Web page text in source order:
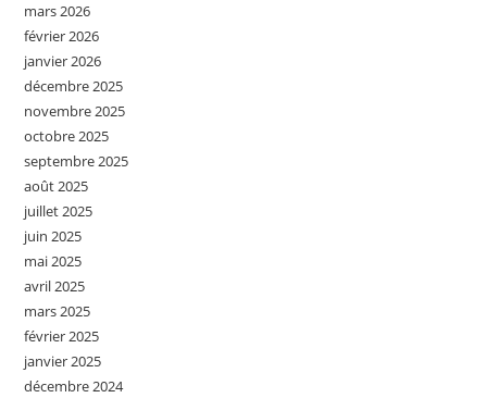
mars 2026
février 2026
janvier 2026
décembre 2025
novembre 2025
octobre 2025
septembre 2025
août 2025
juillet 2025
juin 2025
mai 2025
avril 2025
mars 2025
février 2025
janvier 2025
décembre 2024